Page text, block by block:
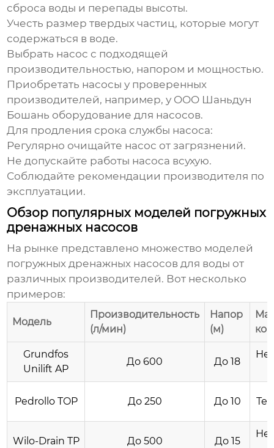
сброса воды и перепады высоты.
Учесть размер твердых частиц, которые могут
содержаться в воде.
Выбрать насос с подходящей
производительностью, напором и мощностью.
Приобретать насосы у проверенных
производителей, например, у OOO Шаньдун
Бошань оборудование для насосов.
Для продления срока службы насоса:
Регулярно очищайте насос от загрязнений.
Не допускайте работы насоса всухую.
Соблюдайте рекомендации производителя по
эксплуатации.
Обзор популярных моделей погружных
дренажных насосов
На рынке представлено множество моделей
погружных дренажных насосов для воды от
различных производителей. Вот несколько
примеров:
Модель
Производительность
(л/мин)
Напор
(м)
Grundfos
Unilift AP
До 600 До 18
Pedrollo TOP До 250 До 10
Wilo-Drain TP До 500 До 15